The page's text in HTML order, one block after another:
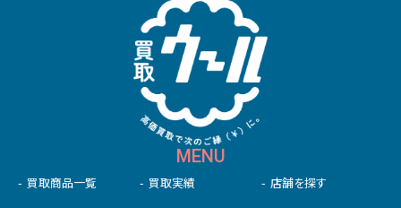
MENU
買取商品一覧 買取実績 店舗を探す